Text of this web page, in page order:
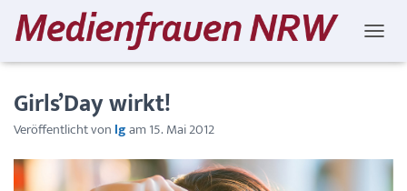
Girls’Day wirkt!
Veröffentlicht von lgam 15. Mai 2012